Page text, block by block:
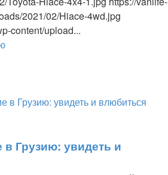
2021/02/Hiace-4wd.jpg
content/upload...
в Грузию: увидеть и влюбиться
в Грузию: увидеть и